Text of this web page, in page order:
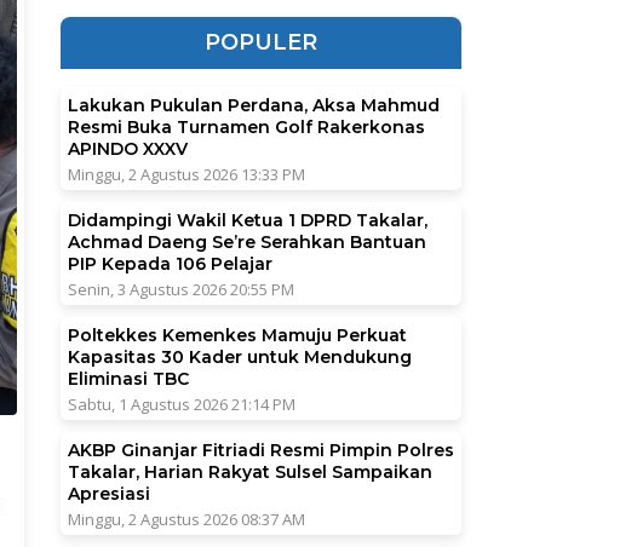
POPULER
Lakukan Pukulan Perdana, Aksa Mahmud
Resmi Buka Turnamen Golf Rakerkonas
APINDO XXXV
Minggu, 2 Agustus 2026 13:33 PM
Didampingi Wakil Ketua 1 DPRD Takalar,
Achmad Daeng Se’re Serahkan Bantuan
PIP Kepada 106 Pelajar
Senin, 3 Agustus 2026 20:55 PM
Poltekkes Kemenkes Mamuju Perkuat
Kapasitas 30 Kader untuk Mendukung
Eliminasi TBC
Sabtu, 1 Agustus 2026 21:14 PM
AKBP Ginanjar Fitriadi Resmi Pimpin Polres
Takalar, Harian Rakyat Sulsel Sampaikan
Apresiasi
Minggu, 2 Agustus 2026 08:37 AM